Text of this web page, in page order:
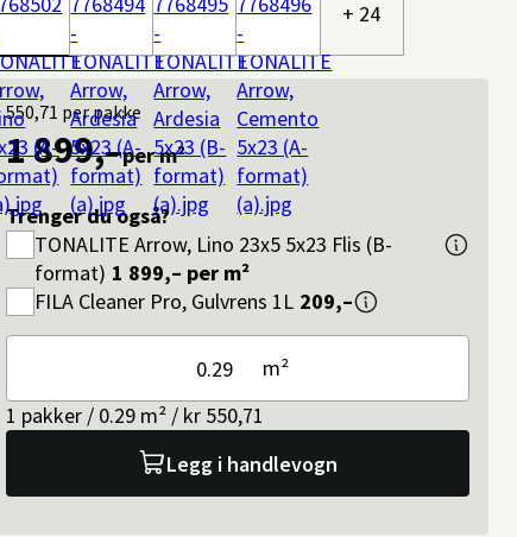
+ 24
550,71 per pakke
1 899,–per m²
Trenger du også?
TONALITE Arrow, Lino 23x5 5x23 Flis (B-
format) 1 899,– per m²
FILA Cleaner Pro, Gulvrens 1L 209,–
m²
1 pakker / 0.29 m² / kr 550,71
Legg i handlevogn